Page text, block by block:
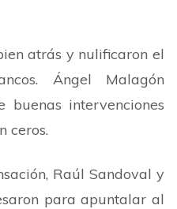
atrás y nulificaron el
Ángel Malagón
intervenciones
ceros.
Raúl Sandoval y
para apuntalar al